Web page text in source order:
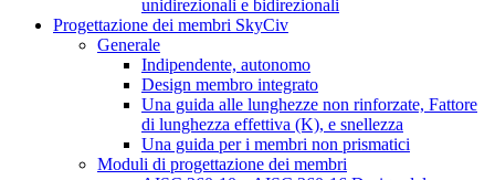
unidirezionali e bidirezionali
Progettazione dei membri SkyCiv
Generale
Indipendente, autonomo
Design membro integrato
Una guida alle lunghezze non rinforzate, Fattore
di lunghezza effettiva (K), e snellezza
Una guida per i membri non prismatici
Moduli di progettazione dei membri